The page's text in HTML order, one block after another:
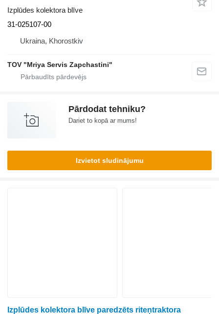
Izplūdes kolektora blīve
31-025107-00
Ukraina, Khorostkiv
TOV "Mriya Servis Zapchastini"
Pārdodat tehniku?
Dariet to kopā ar mums!
Izvietot sludinājumu
Izplūdes kolektora blīve paredzēts riteņtraktora